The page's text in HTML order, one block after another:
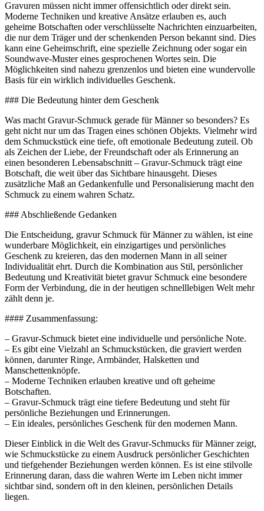
Gravuren müssen nicht immer offensichtlich oder direkt sein.
Moderne Techniken und kreative Ansätze erlauben es, auch
geheime Botschaften oder verschlüsselte Nachrichten einzuarbeiten,
die nur dem Träger und der schenkenden Person bekannt sind. Dies
kann eine Geheimschrift, eine spezielle Zeichnung oder sogar ein
Soundwave-Muster eines gesprochenen Wortes sein. Die
Möglichkeiten sind nahezu grenzenlos und bieten eine wundervolle
Basis für ein wirklich individuelles Geschenk.
### Die Bedeutung hinter dem Geschenk
Was macht Gravur-Schmuck gerade für Männer so besonders? Es
geht nicht nur um das Tragen eines schönen Objekts. Vielmehr wird
dem Schmuckstück eine tiefe, oft emotionale Bedeutung zuteil. Ob
als Zeichen der Liebe, der Freundschaft oder als Erinnerung an
einen besonderen Lebensabschnitt – Gravur-Schmuck trägt eine
Botschaft, die weit über das Sichtbare hinausgeht. Dieses
zusätzliche Maß an Gedankenfulle und Personalisierung macht den
Schmuck zu einem wahren Schatz.
### Abschließende Gedanken
Die Entscheidung, gravur Schmuck für Männer zu wählen, ist eine
wunderbare Möglichkeit, ein einzigartiges und persönliches
Geschenk zu kreieren, das den modernen Mann in all seiner
Individualität ehrt. Durch die Kombination aus Stil, persönlicher
Bedeutung und Kreativität bietet gravur Schmuck eine besondere
Form der Verbindung, die in der heutigen schnelllebigen Welt mehr
zählt denn je.
#### Zusammenfassung:
– Gravur-Schmuck bietet eine individuelle und persönliche Note.
– Es gibt eine Vielzahl an Schmuckstücken, die graviert werden
können, darunter Ringe, Armbänder, Halsketten und
Manschettenknöpfe.
– Moderne Techniken erlauben kreative und oft geheime
Botschaften.
– Gravur-Schmuck trägt eine tiefere Bedeutung und steht für
persönliche Beziehungen und Erinnerungen.
– Ein ideales, persönliches Geschenk für den modernen Mann.
Dieser Einblick in die Welt des Gravur-Schmucks für Männer zeigt,
wie Schmuckstücke zu einem Ausdruck persönlicher Geschichten
und tiefgehender Beziehungen werden können. Es ist eine stilvolle
Erinnerung daran, dass die wahren Werte im Leben nicht immer
sichtbar sind, sondern oft in den kleinen, persönlichen Details
liegen.